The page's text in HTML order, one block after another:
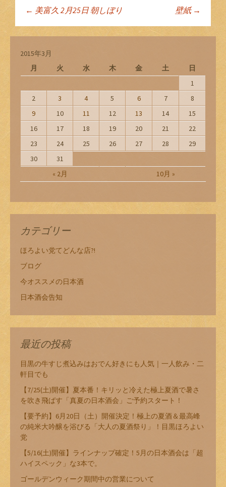
投稿ナビゲーショ
ン
← 美富久 2月25日 朝しぼり 壁紙 →
2015年3月
月
火 水 木 金 土 日
« 2月 10月 »
1
2
3 4 5 6 7
8
9
10 11 12 13 14
15
16
17 18 19 20 21
22
23
24 25 26 27 28
29
30
31
カテゴリー
ほろよい党てどんな店?!
ブログ
今オススメの日本酒
日本酒会告知
最近の投稿
目黒の牛すじ煮込みはおでん好きにも人気｜一人飲み・二
軒目でも
【7/25(土)開催】夏本番！キリッと冷えた極上夏酒で暑さ
を吹き飛ばす「真夏の日本酒会」ご予約スタート！
【要予約】6月20日（土）開催決定！極上の夏酒＆最高峰
の純米大吟醸を浴びる「大人の夏酒祭り」！目黒ほろよい
党
【5/16(土)開催】ラインナップ確定！5月の日本酒会は「超
ハイスペック」な3本で。
ゴールデンウィーク期間中の営業について